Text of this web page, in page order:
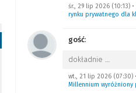
śr., 29 lip 2026 (10:13)•
rynku prywatnego dla
gość:
dokładnie …
wt., 21 lip 2026 (07:30)•
Millennium wyróżniony